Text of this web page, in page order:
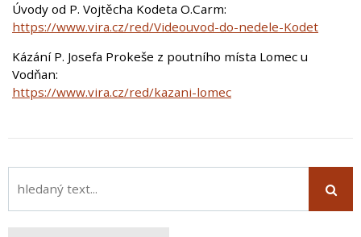
Úvody od P. Vojtěcha Kodeta O.Carm:
https://www.vira.cz/red/Videouvod-do-nedele-Kodet
Kázání P. Josefa Prokeše z poutního místa Lomec u
Vodňan:
https://www.vira.cz/red/kazani-lomec